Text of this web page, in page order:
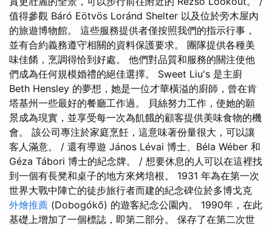
值得參觀 Báró Eötvös Loránd Shelter 以及位於旁木屋內
的旅遊博物館。 這些服務提供者僅按照我們的指示行事，
並有合約義務遵守相關的資料保護要求。 團隊提供各種美
味佳餚，烹調得恰到好處。 他們對品質和服務的關注使他
們成為任何規模婚禮的絕佳選擇。 Sweet Liu's 是主廚
Beth Hensley 的夢想，她是一位才華橫溢的廚師，曾在肯
塔基州一些最好的餐廳工作過。 貝絲努力工作，使她的願
景成為現實，並享受每一次為飢餓的顧客提供美味食物的機
會。 該公司專注於家庭烹飪，這意味著份量很大，可以讓
客人滿意。 / 還有導遊 János Lévai 博士、Béla Wéber 和
Géza Tábori 博士的紀念牌。 / 想要休息的人可以在這裡找
到一個有長凳和桌子的地方來烤培根。 1931 年為在第一次
世界大戰中陣亡的徒步旅行者而建的紀念碑位於多博戈克
外燴推薦 (Dobogókő) 的遊客紀念公園內。 1990年，在此
基礎上增加了一個標誌，即第二部分。 保存了在第二次世